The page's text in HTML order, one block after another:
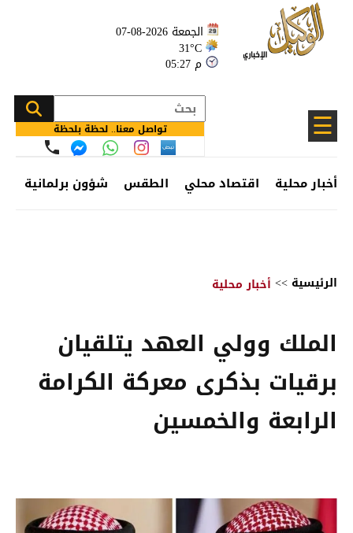
الجمعة 2026-08-07
31°C
05:27 م
☰ تواصل معنا.. لحظة بلحظة
أخبار محلية اقتصاد محلي الطقس شؤون برلمانية
الرئيسية >> أخبار محلية
الملك وولي العهد يتلقيان
برقيات بذكرى معركة الكرامة
الرابعة والخمسين